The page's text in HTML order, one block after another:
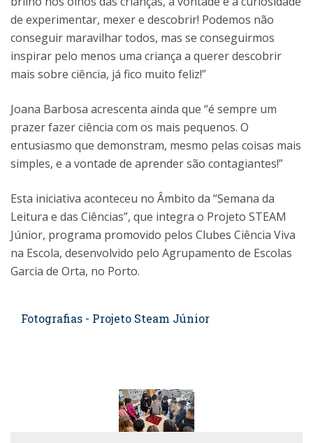
de experimentar, mexer e descobrir! Podemos não
conseguir maravilhar todos, mas se conseguirmos
inspirar pelo menos uma criança a querer descobrir
mais sobre ciência, já fico muito feliz!”
Joana Barbosa acrescenta ainda que “é sempre um
prazer fazer ciência com os mais pequenos. O
entusiasmo que demonstram, mesmo pelas coisas mais
simples, e a vontade de aprender são contagiantes!”
Esta iniciativa aconteceu no Âmbito da “Semana da
Leitura e das Ciências”, que integra o Projeto STEAM
Júnior, programa promovido pelos Clubes Ciência Viva
na Escola, desenvolvido pelo Agrupamento de Escolas
Garcia de Orta, no Porto.
Fotografias - Projeto Steam Júnior